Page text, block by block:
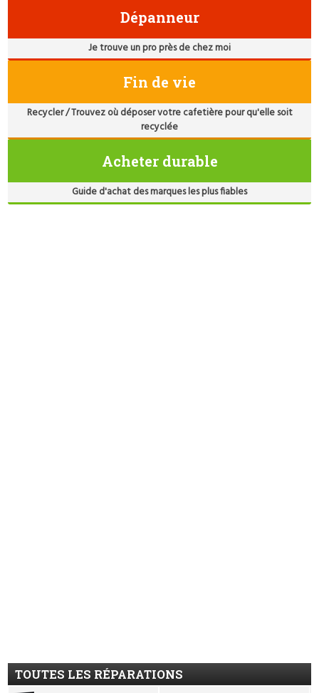
Dépanneur
Je trouve un pro près de chez moi
Fin de vie
Recycler / Trouvez où déposer votre cafetière pour qu'elle soit
recyclée
Acheter durable
Guide d'achat des marques les plus fiables
TOUTES LES RÉPARATIONS